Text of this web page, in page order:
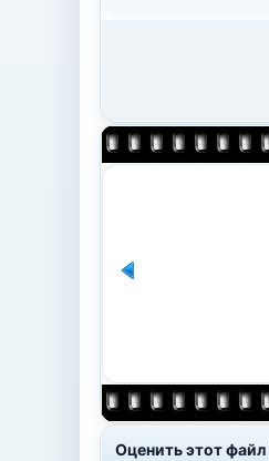
Оценить этот файл